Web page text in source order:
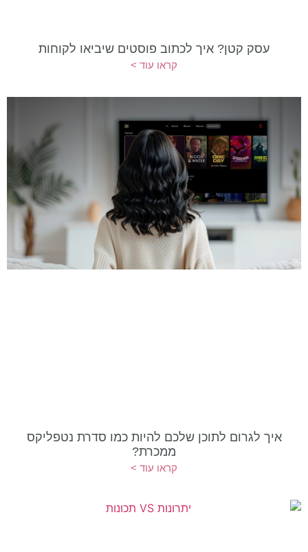
עסק קטן? איך לכתוב פוסטים שיביאו לקוחות
קראו עוד >
איך לגרום לתוכן שלכם להיות כמו סדרת נטפליקס
ממכרת?
קראו עוד >